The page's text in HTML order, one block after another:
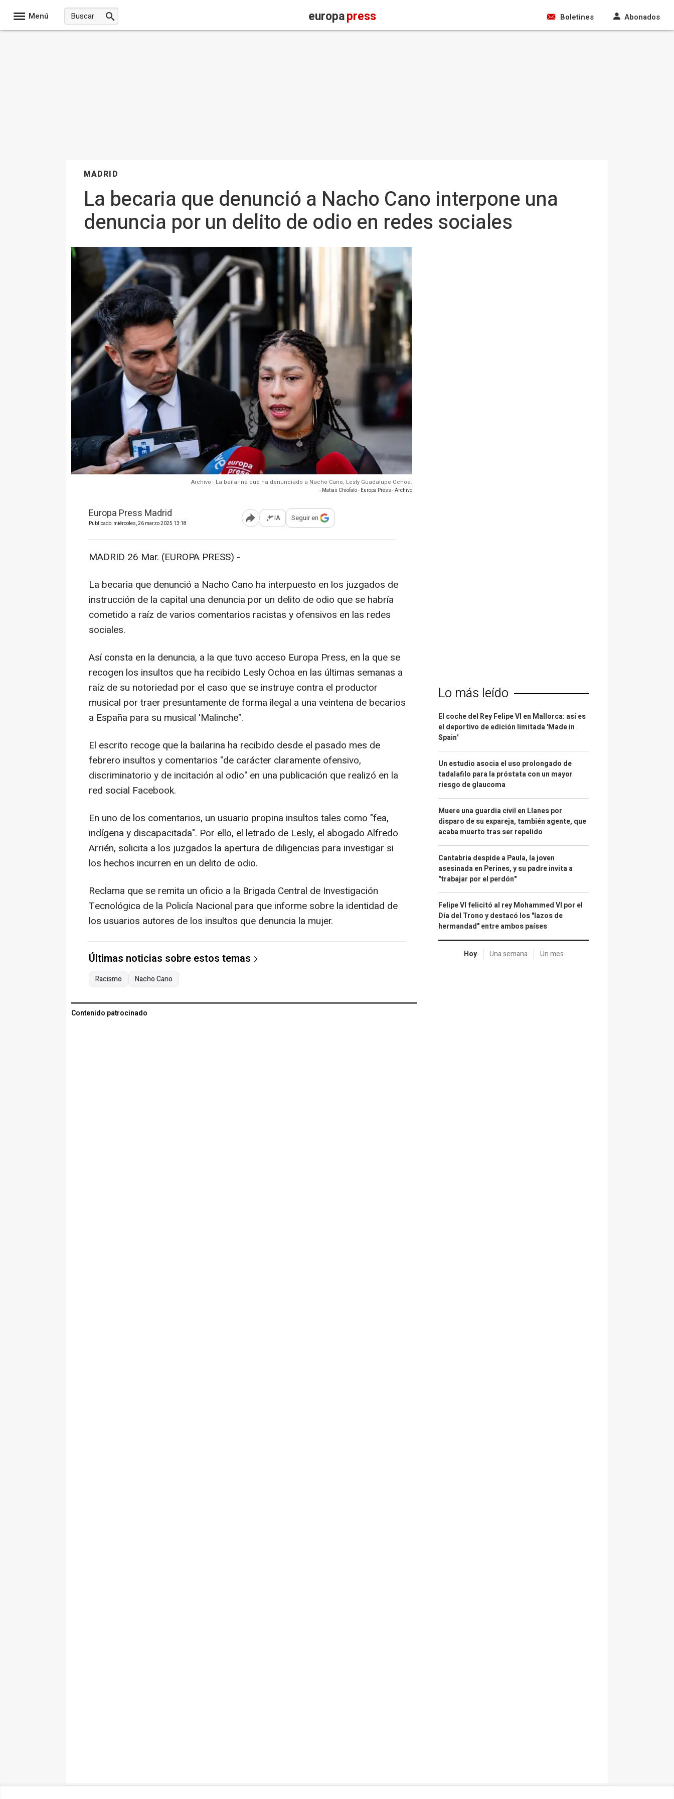
Menú europapress Boletines Abonados
MADRID
La becaria que denunció a Nacho Cano interpone una
denuncia por un delito de odio en redes sociales
Archivo - La bailarina que ha denunciado a Nacho Cano, Lesly Guadalupe Ochoa.
- Matias Chiofalo - Europa Press - Archivo
Europa Press Madrid
Publicado: miércoles, 26 marzo 2025 13:18 Abrir opciones para compartir
IA Seguir en
MADRID 26 Mar. (EUROPA PRESS) -
La becaria que denunció a Nacho Cano ha interpuesto en los juzgados de
instrucción de la capital una denuncia por un delito de odio que se habría
cometido a raíz de varios comentarios racistas y ofensivos en las redes
sociales.
Así consta en la denuncia, a la que tuvo acceso Europa Press, en la que se
recogen los insultos que ha recibido Lesly Ochoa en las últimas semanas a
raíz de su notoriedad por el caso que se instruye contra el productor
musical por traer presuntamente de forma ilegal a una veintena de becarios
a España para su musical 'Malinche".
El escrito recoge que la bailarina ha recibido desde el pasado mes de
febrero insultos y comentarios "de carácter claramente ofensivo,
discriminatorio y de incitación al odio" en una publicación que realizó en la
red social Facebook.
En uno de los comentarios, un usuario propina insultos tales como "fea,
indígena y discapacitada". Por ello, el letrado de Lesly, el abogado Alfredo
Arrién, solicita a los juzgados la apertura de diligencias para investigar si
los hechos incurren en un delito de odio.
Reclama que se remita un oficio a la Brigada Central de Investigación
Tecnológica de la Policía Nacional para que informe sobre la identidad de
los usuarios autores de los insultos que denuncia la mujer.
Últimas noticias sobre estos temas
Racismo Nacho Cano
Contenido patrocinado
Lo más leído
El coche del Rey Felipe VI en Mallorca: así es
el deportivo de edición limitada 'Made in
Spain'
Un estudio asocia el uso prolongado de
tadalafilo para la próstata con un mayor
riesgo de glaucoma
Muere una guardia civil en Llanes por
disparo de su expareja, también agente, que
acaba muerto tras ser repelido
Cantabria despide a Paula, la joven
asesinada en Perines, y su padre invita a
"trabajar por el perdón"
Felipe VI felicitó al rey Mohammed VI por el
Día del Trono y destacó los "lazos de
hermandad" entre ambos países
Hoy Una semana Un mes